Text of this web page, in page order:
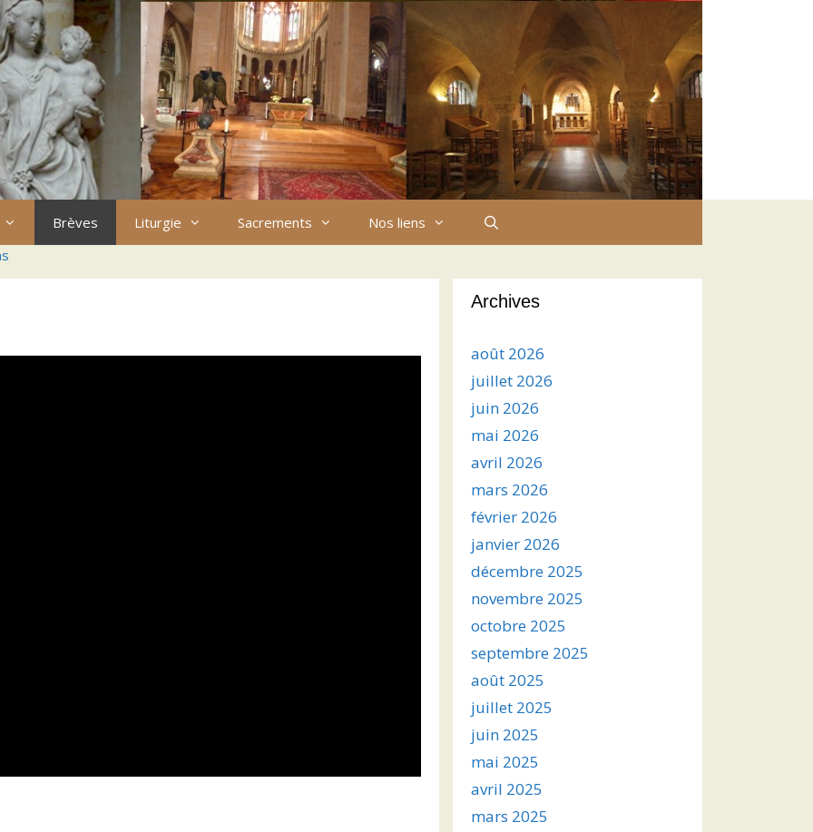
Brèves Liturgie Sacrements
Nos liens
Archives
août 2026
juillet 2026
juin 2026
mai 2026
avril 2026
mars 2026
février 2026
janvier 2026
décembre 2025
novembre 2025
octobre 2025
septembre 2025
août 2025
juillet 2025
juin 2025
mai 2025
avril 2025
mars 2025